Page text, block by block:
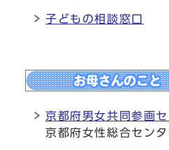
子どもの相談窓口
京都府男女共同参画
京都府女性総合センタ